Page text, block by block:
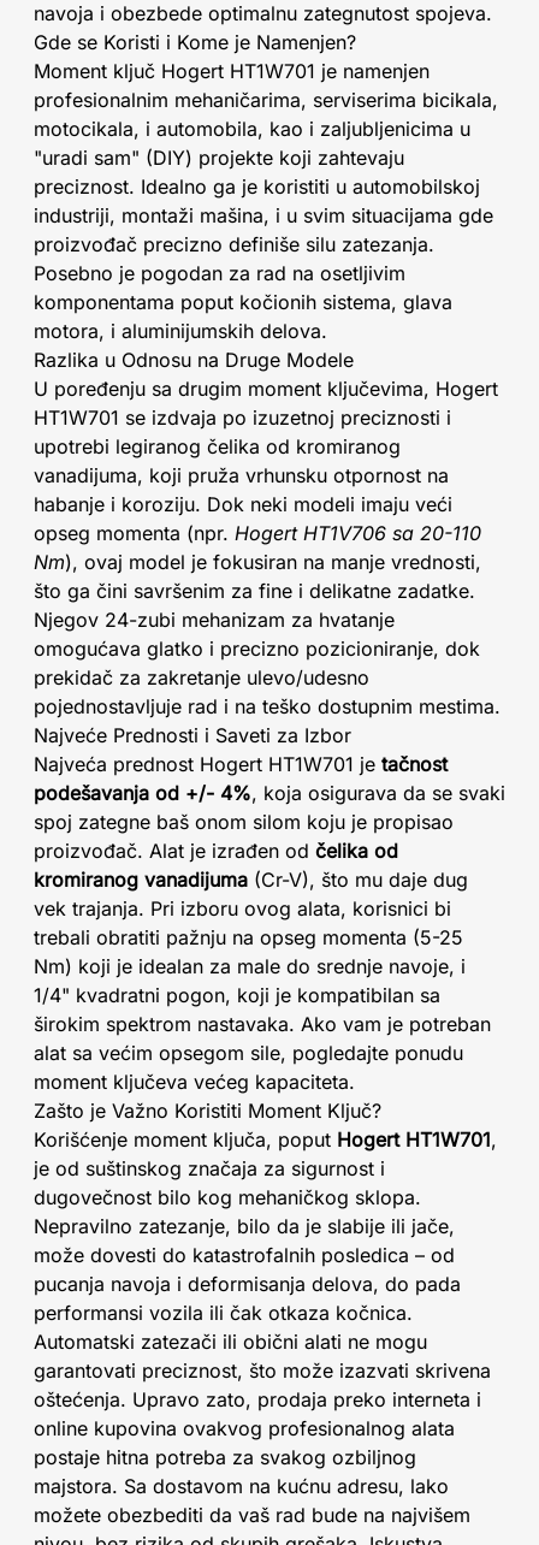
navoja i obezbede optimalnu zategnutost spojeva.
Gde se Koristi i Kome je Namenjen?
Moment ključ Hogert HT1W701 je namenjen
profesionalnim mehaničarima, serviserima bicikala,
motocikala, i automobila, kao i zaljubljenicima u
"uradi sam" (DIY) projekte koji zahtevaju
preciznost. Idealno ga je koristiti u automobilskoj
industriji, montaži mašina, i u svim situacijama gde
proizvođač precizno definiše silu zatezanja.
Posebno je pogodan za rad na osetljivim
komponentama poput kočionih sistema, glava
motora, i aluminijumskih delova.
Razlika u Odnosu na Druge Modele
U poređenju sa drugim moment ključevima, Hogert
HT1W701 se izdvaja po izuzetnoj preciznosti i
upotrebi legiranog čelika od kromiranog
vanadijuma, koji pruža vrhunsku otpornost na
habanje i koroziju. Dok neki modeli imaju veći
opseg momenta (npr. Hogert HT1V706 sa 20-110
Nm), ovaj model je fokusiran na manje vrednosti,
što ga čini savršenim za fine i delikatne zadatke.
Njegov 24-zubi mehanizam za hvatanje
omogućava glatko i precizno pozicioniranje, dok
prekidač za zakretanje ulevo/udesno
pojednostavljuje rad i na teško dostupnim mestima.
Najveće Prednosti i Saveti za Izbor
Najveća prednost Hogert HT1W701 je tačnost
podešavanja od +/- 4%, koja osigurava da se svaki
spoj zategne baš onom silom koju je propisao
proizvođač. Alat je izrađen od čelika od
kromiranog vanadijuma (Cr-V), što mu daje dug
vek trajanja. Pri izboru ovog alata, korisnici bi
trebali obratiti pažnju na opseg momenta (5-25
Nm) koji je idealan za male do srednje navoje, i
1/4" kvadratni pogon, koji je kompatibilan sa
širokim spektrom nastavaka. Ako vam je potreban
alat sa većim opsegom sile, pogledajte ponudu
moment ključeva većeg kapaciteta.
Zašto je Važno Koristiti Moment Ključ?
Korišćenje moment ključa, poput Hogert HT1W701,
je od suštinskog značaja za sigurnost i
dugovečnost bilo kog mehaničkog sklopa.
Nepravilno zatezanje, bilo da je slabije ili jače,
može dovesti do katastrofalnih posledica – od
pucanja navoja i deformisanja delova, do pada
performansi vozila ili čak otkaza kočnica.
Automatski zatezači ili obični alati ne mogu
garantovati preciznost, što može izazvati skrivena
oštećenja. Upravo zato, prodaja preko interneta i
online kupovina ovakvog profesionalnog alata
postaje hitna potreba za svakog ozbiljnog
majstora. Sa dostavom na kućnu adresu, lako
možete obezbediti da vaš rad bude na najvišem